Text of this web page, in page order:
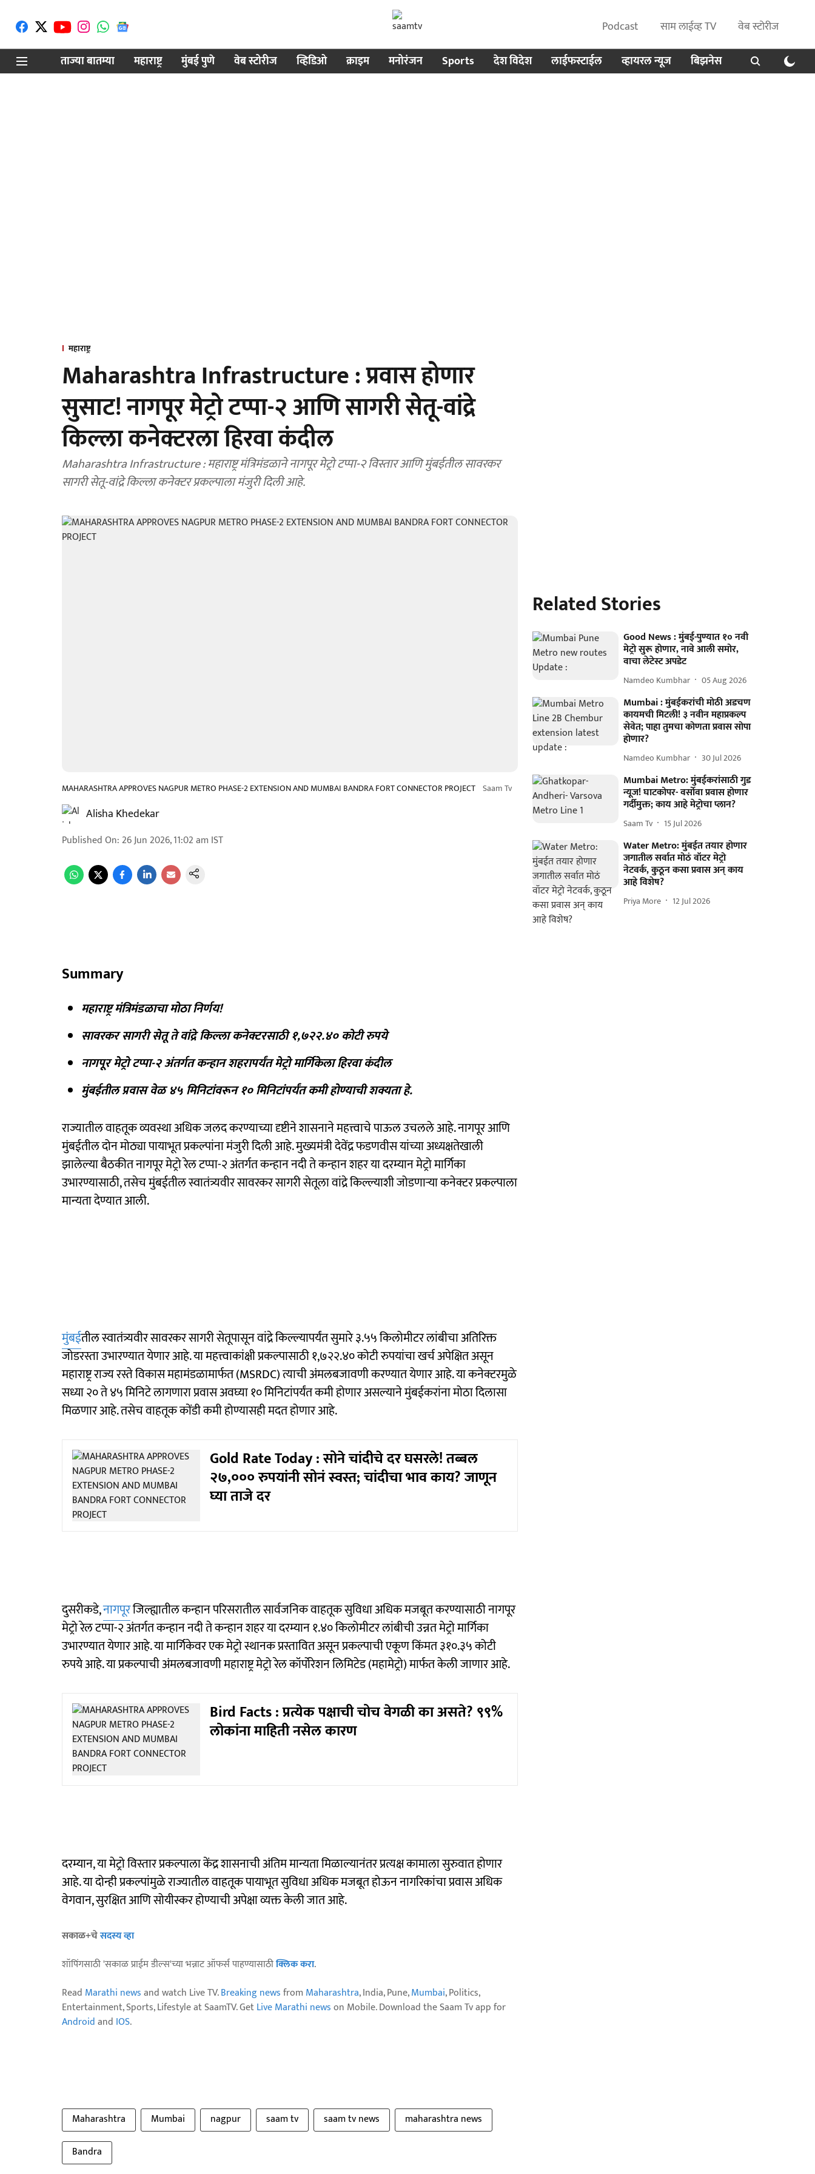
Podcast साम लाईव्ह TV
वेब स्टोरीज
ताज्या बातम्या
महाराष्ट्र मुंबई पुणे वेब स्टोरीज व्हिडिओ क्राइम मनोरंजन Sports देश विदेश लाईफस्टाईल व्हायरल न्यूज बिझनेस
महाराष्ट्र
Maharashtra Infrastructure : प्रवास होणार
सुसाट! नागपूर मेट्रो टप्पा-२ आणि सागरी सेतू-वांद्रे
किल्ला कनेक्टरला हिरवा कंदील
Maharashtra Infrastructure : महाराष्ट्र मंत्रिमंडळाने नागपूर मेट्रो टप्पा-२ विस्तार आणि मुंबईतील सावरकर
सागरी सेतू-वांद्रे किल्ला कनेक्टर प्रकल्पाला मंजुरी दिली आहे.
MAHARASHTRA APPROVES NAGPUR METRO PHASE-2 EXTENSION AND MUMBAI BANDRA FORT CONNECTOR PROJECT Saam Tv
Alisha Khedekar
Published On: 26 Jun 2026, 11:02 am IST
Summary
महाराष्ट्र मंत्रिमंडळाचा मोठा निर्णय!
सावरकर सागरी सेतू ते वांद्रे किल्ला कनेक्टरसाठी १,७२२.४० कोटी रुपये
नागपूर मेट्रो टप्पा-२ अंतर्गत कन्हान शहरापर्यंत मेट्रो मार्गिकेला हिरवा कंदील
मुंबईतील प्रवास वेळ ४५ मिनिटांवरून १० मिनिटांपर्यंत कमी होण्याची शक्यता हे.
राज्यातील वाहतूक व्यवस्था अधिक जलद करण्याच्या दृष्टीने शासनाने महत्त्वाचे पाऊल उचलले आहे. नागपूर आणि
मुंबईतील दोन मोठ्या पायाभूत प्रकल्पांना मंजुरी दिली आहे. मुख्यमंत्री देवेंद्र फडणवीस यांच्या अध्यक्षतेखाली
झालेल्या बैठकीत नागपूर मेट्रो रेल टप्पा-२ अंतर्गत कन्हान नदी ते कन्हान शहर या दरम्यान मेट्रो मार्गिका
उभारण्यासाठी, तसेच मुंबईतील स्वातंत्र्यवीर सावरकर सागरी सेतूला वांद्रे किल्ल्याशी जोडणाऱ्या कनेक्टर प्रकल्पाला
मान्यता देण्यात आली.
मुंबईतील स्वातंत्र्यवीर सावरकर सागरी सेतूपासून वांद्रे किल्ल्यापर्यंत सुमारे ३.५५ किलोमीटर लांबीचा अतिरिक्त
जोडरस्ता उभारण्यात येणार आहे. या महत्त्वाकांक्षी प्रकल्पासाठी १,७२२.४० कोटी रुपयांचा खर्च अपेक्षित असून
महाराष्ट्र राज्य रस्ते विकास महामंडळामार्फत (MSRDC) त्याची अंमलबजावणी करण्यात येणार आहे. या कनेक्टरमुळे
सध्या २० ते ४५ मिनिटे लागणारा प्रवास अवघ्या १० मिनिटांपर्यंत कमी होणार असल्याने मुंबईकरांना मोठा दिलासा
मिळणार आहे. तसेच वाहतूक कोंडी कमी होण्यासही मदत होणार आहे.
Gold Rate Today : सोने चांदीचे दर घसरले! तब्बल
२७,००० रुपयांनी सोनं स्वस्त; चांदीचा भाव काय? जाणून
घ्या ताजे दर
दुसरीकडे,नागपूरजिल्ह्यातील कन्हान परिसरातील सार्वजनिक वाहतूक सुविधा अधिक मजबूत करण्यासाठी नागपूर
मेट्रो रेल टप्पा-२ अंतर्गत कन्हान नदी ते कन्हान शहर या दरम्यान १.४० किलोमीटर लांबीची उन्नत मेट्रो मार्गिका
उभारण्यात येणार आहे. या मार्गिकेवर एक मेट्रो स्थानक प्रस्तावित असून प्रकल्पाची एकूण किंमत ३१०.३५ कोटी
रुपये आहे. या प्रकल्पाची अंमलबजावणी महाराष्ट्र मेट्रो रेल कॉर्पोरेशन लिमिटेड (महामेट्रो) मार्फत केली जाणार आहे.
Bird Facts : प्रत्येक पक्षाची चोच वेगळी का असते? ९९%
लोकांना माहिती नसेल कारण
दरम्यान, या मेट्रो विस्तार प्रकल्पाला केंद्र शासनाची अंतिम मान्यता मिळाल्यानंतर प्रत्यक्ष कामाला सुरुवात होणार
आहे. या दोन्ही प्रकल्पांमुळे राज्यातील वाहतूक पायाभूत सुविधा अधिक मजबूत होऊन नागरिकांचा प्रवास अधिक
वेगवान, सुरक्षित आणि सोयीस्कर होण्याची अपेक्षा व्यक्त केली जात आहे.
सकाळ+चेसदस्य व्हा
शॉपिंगसाठी 'सकाळ प्राईम डील्स'च्या भन्नाट ऑफर्स पाहण्यासाठीक्लिक करा.
Read Marathi newsand watch Live TV.Breaking newsfrom Maharashtra, India, Pune,Mumbai, Politics,
Entertainment, Sports, Lifestyle at SaamTV. GetLive Marathi newson Mobile. Download the Saam Tv app for
Androidand IOS.
Maharashtra Mumbai nagpur saam tv saam tv news
maharashtra news
Bandra
Related Stories
Good News : मुंबई-पुण्यात १० नवी
मेट्रो सुरू होणार, नावे आली समोर,
वाचा लेटेस्ट अपडेट
Namdeo Kumbhar 05 Aug 2026
Mumbai : मुंबईकरांची मोठी अडचण
कायमची मिटली! ३ नवीन महाप्रकल्प
सेवेत; पाहा तुमचा कोणता प्रवास सोपा
होणार?
Namdeo Kumbhar 30 Jul 2026
Mumbai Metro: मुंबईकरांसाठी गुड
न्यूज! घाटकोपर- वर्सोवा प्रवास होणार
गर्दीमुक्त; काय आहे मेट्रोचा प्लान?
Saam Tv 15 Jul 2026
Water Metro: मुंबईत तयार होणार
जगातील सर्वात मोठं वॉटर मेट्रो
नेटवर्क, कुठून कसा प्रवास अन् काय
आहे विशेष?
Priya More 12 Jul 2026